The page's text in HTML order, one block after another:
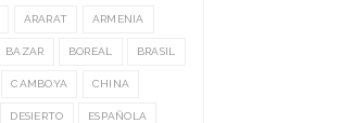
ARARAT ARMENIA
BAZAR BOREAL BRASIL
CAMBOYA CHINA
DESIERTO ESPAÑOLA